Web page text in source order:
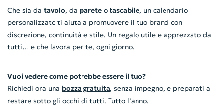
Che sia da tavolo, da parete o tascabile, un calendario
personalizzato ti aiuta a promuovere il tuo brand con
discrezione, continuità e stile. Un regalo utile e apprezzato da
tutti… e che lavora per te, ogni giorno.
Vuoi vedere come potrebbe essere il tuo?
Richiedi ora una bozza gratuita, senza impegno, e preparati a
restare sotto gli occhi di tutti. Tutto l’anno.